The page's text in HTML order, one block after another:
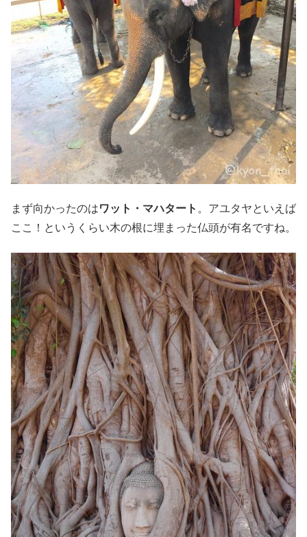
まず向かったのはワット・マハタート 。アユタヤといえば
ここ！というくらい木の根に埋まった仏頭が有名ですね。